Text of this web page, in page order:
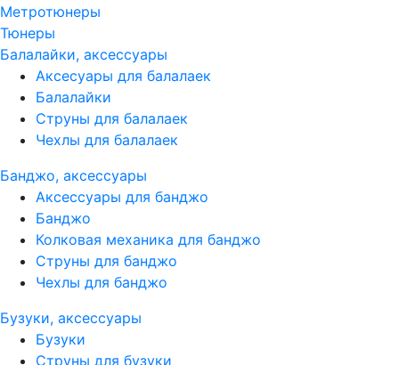
Метротюнеры
Тюнеры
Балалайки, аксессуары
Аксесуары для балалаек
Балалайки
Струны для балалаек
Чехлы для балалаек
Банджо, аксессуары
Аксессуары для банджо
Банджо
Колковая механика для банджо
Струны для банджо
Чехлы для банджо
Бузуки, аксессуары
Бузуки
Струны для бузуки